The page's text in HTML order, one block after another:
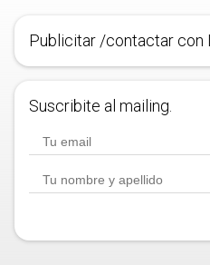
Publicitar /contactar con
Suscribite al mailing.